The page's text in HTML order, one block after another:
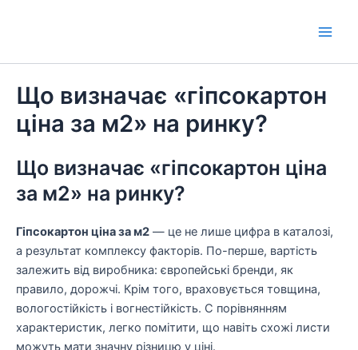
Що визначає «гіпсокартон
ціна за м2» на ринку?
Що визначає «гіпсокартон ціна
за м2» на ринку?
Гіпсокартон ціна за м2 — це не лише цифра в каталозі,
а результат комплексу факторів. По-перше, вартість
залежить від виробника: європейські бренди, як
правило, дорожчі. Крім того, враховується товщина,
вологостійкість і вогнестійкість. С порівнянням
характеристик, легко помітити, що навіть схожі листи
можуть мати значну різницю у ціні.